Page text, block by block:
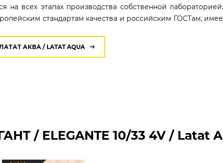
на всех этапах производства собственной
стандартам качества и российским ГОСТам,
АКВА / LATAT AQUA
/ ELEGANTE 10/33 4V / Latat